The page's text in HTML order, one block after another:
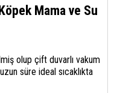
Mama ve Su
olup çift duvarlı vakum
süre ideal sıcaklıkta